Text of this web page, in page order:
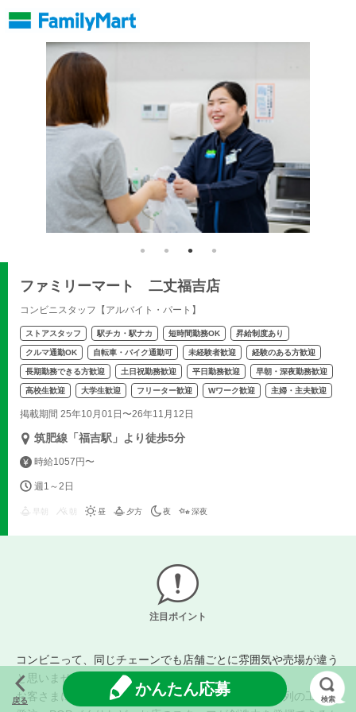
ファミリーマート 二丈福吉店
コンビニスタッフ【アルバイト・パート】
ストアスタッフ 駅チカ・駅ナカ 短時間勤務OK 昇給制度あり
クルマ通勤OK 自転車・バイク通勤可 未経験者歓迎 経験のある方歓迎
長期勤務できる方歓迎 土日祝勤務歓迎 平日勤務歓迎 早朝・深夜勤務歓迎
高校生歓迎 大学生歓迎 フリーター歓迎 Wワーク歓迎 主婦・主夫歓迎
掲載期間 25年10月01日〜26年11月12日
筑肥線「福吉駅」より徒歩5分
時給1057円〜
週1～2日
昼 夕方 夜 深夜
注目ポイント
コンビニって、同じチェーンでも店舗ごとに雰囲気や売場が違う
と思いませんか？
お客さまに楽しく買物していただくために、商品の陳列の工夫や
戻る
かんたん応募
検索